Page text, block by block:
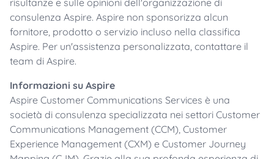
risultanze e sulle opinioni dell'organizzazione di
consulenza Aspire. Aspire non sponsorizza alcun
fornitore, prodotto o servizio incluso nella classifica
Aspire. Per un'assistenza personalizzata, contattare il
team di Aspire.
Informazioni su Aspire
Aspire Customer Communications Services è una
società di consulenza specializzata nei settori Customer
Communications Management (CCM), Customer
Experience Management (CXM) e Customer Journey